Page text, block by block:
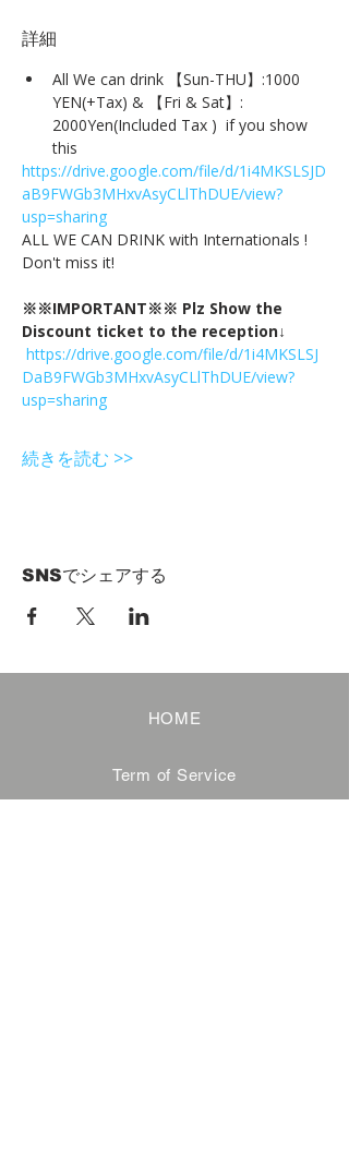
詳細
All We can drink 【Sun-THU】:1000
YEN(+Tax) & 【Fri & Sat】:
2000Yen(Included Tax )  if you show
this
https://drive.google.com/file/d/1i4MKSLSJD
aB9FWGb3MHxvAsyCLlThDUE/view?
usp=sharing
ALL WE CAN DRINK with Internationals !
Don't miss it!
※※IMPORTANT※※ Plz Show the
Discount ticket to the reception↓
https://drive.google.com/file/d/1i4MKSLSJ
DaB9FWGb3MHxvAsyCLlThDUE/view?
usp=sharing
続きを読む >>
SNSでシェアする
HOME
Term of Service